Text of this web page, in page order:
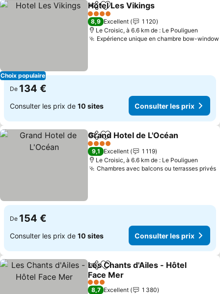
Choix populaire
PartagerAjouter à mes favoris
Hotel Les Vikings
4 Étoiles
8,9 Excellent
1 120
Le Croisic, à 6.6 km de : Le Pouliguen
Expérience unique en chambre bow-window
De 134 €
Consulter les prix de 10 sites Consulter les prix
PartagerAjouter à mes favoris
Grand Hotel de L'Océan
4 Étoiles
9,1 Excellent
1 119
Le Croisic, à 6.6 km de : Le Pouliguen
Chambres avec balcons ou terrasses privés
De 154 €
Consulter les prix de 10 sites Consulter les prix
PartagerAjouter à mes favoris
Les Chants d'Ailes - Hôtel
Face Mer
3 Étoiles
8,7 Excellent
1 380